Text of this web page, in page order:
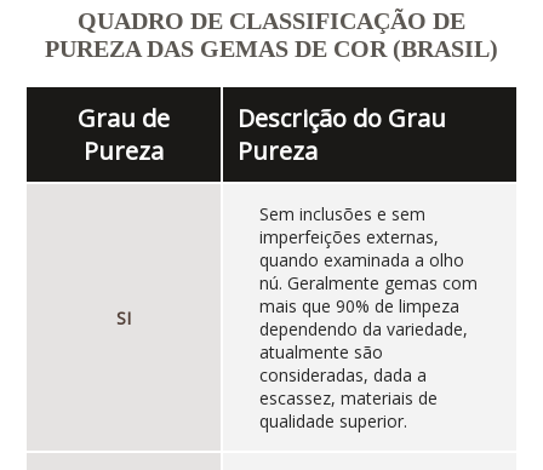
QUADRO DE CLASSIFICAÇÃO DE
PUREZA DAS GEMAS DE COR (BRASIL)
Grau de
Pureza
Descrição do Grau
Pureza
SI
Sem inclusões e sem
imperfeições externas,
quando examinada a olho
nú. Geralmente gemas com
mais que 90% de limpeza
dependendo da variedade,
atualmente são
consideradas, dada a
escassez, materiais de
qualidade superior.